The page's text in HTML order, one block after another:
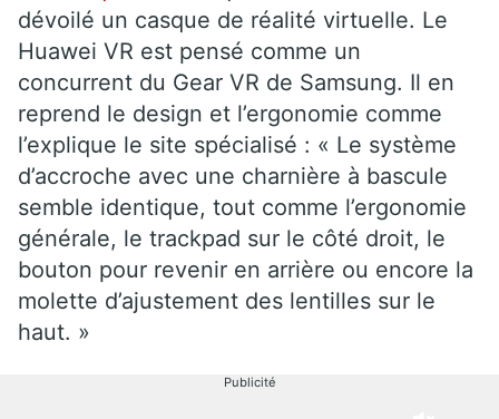
dévoilé un casque de réalité virtuelle. Le
Huawei VR est pensé comme un
concurrent du Gear VR de Samsung. Il en
reprend le design et l’ergonomie comme
l’explique le site spécialisé : « Le système
d’accroche avec une charnière à bascule
semble identique, tout comme l’ergonomie
générale, le trackpad sur le côté droit, le
bouton pour revenir en arrière ou encore la
molette d’ajustement des lentilles sur le
haut. »
Publicité